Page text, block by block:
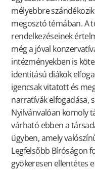
mélyebbre
megosztó témában. A
rendelkezéseinek
még a jóval
intézményekben is
identitású diákok
igencsak vitatott és
narratívák elfogadása,
Nyilvánvalóan komoly
várható ebben a
ügyben, amely
Legfelsőbb Bíróságon
gyökeresen ellentétes